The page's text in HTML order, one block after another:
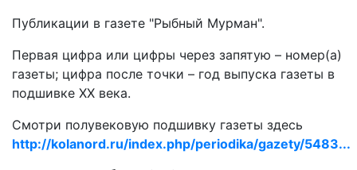
Публикации в газете "Рыбный Мурман".
Первая цифра или цифры через запятую – номер(а)
газеты; цифра после точки – год выпуска газеты в
подшивке ХХ века.
Смотри полувековую подшивку газеты здесь
http://kolanord.ru/index.php/periodika/gazety/5483...